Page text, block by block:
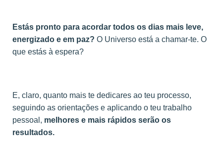
Estás pronto para acordar todos os dias mais leve,
energizado e em paz? O Universo está a chamar-te. O
que estás à espera?
E, claro, quanto mais te dedicares ao teu processo,
seguindo as orientações e aplicando o teu trabalho
pessoal, melhores e mais rápidos serão os
resultados.